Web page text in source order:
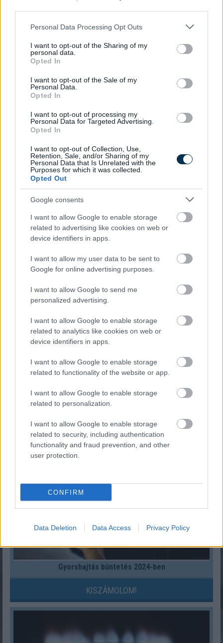
Please note that this website/app uses one or more Google
not limited to your visit or usage behaviour. You may click to
grant or deny consent to Google and its third-party tags to
use your data for below specified purposes in below Google
consent section.
Personal Data Processing Opt Outs
I want to opt-out of the Sharing of my
personal data.
Opted In
I want to opt-out of the Sale of my
Personal Data.
Opted In
I want to opt-out of processing my
Personal Data for Targeted Advertising.
Opted In
I want to opt-out of Collection, Use,
Retention, Sale, and/or Sharing of my
Personal Data that Is Unrelated with the
Purposes for which it was collected.
Opted Out
Google consents
I want to allow Google to enable storage
related to advertising like cookies on web or
device identifiers in apps.
I want to allow my user data to be sent to
Google for online advertising purposes.
I want to allow Google to send me
personalized advertising.
I want to allow Google to enable storage
related to analytics like cookies on web or
device identifiers in apps.
I want to allow Google to enable storage
related to functionality of the website or app.
I want to allow Google to enable storage
related to personalization.
I want to allow Google to enable storage
related to security, including authentication
functionality and fraud prevention, and other
user protection.
CONFIRM
Data Deletion Data Access Privacy Policy
És ezeket kiszámoltad már?
KISZÁMOLOM!
Fix számokkal lottózol? Most megtudhatod, nyertél
KISZÁMOLOM!
Gyorshajtás büntetés 2024-ben
KISZÁMOLOM!